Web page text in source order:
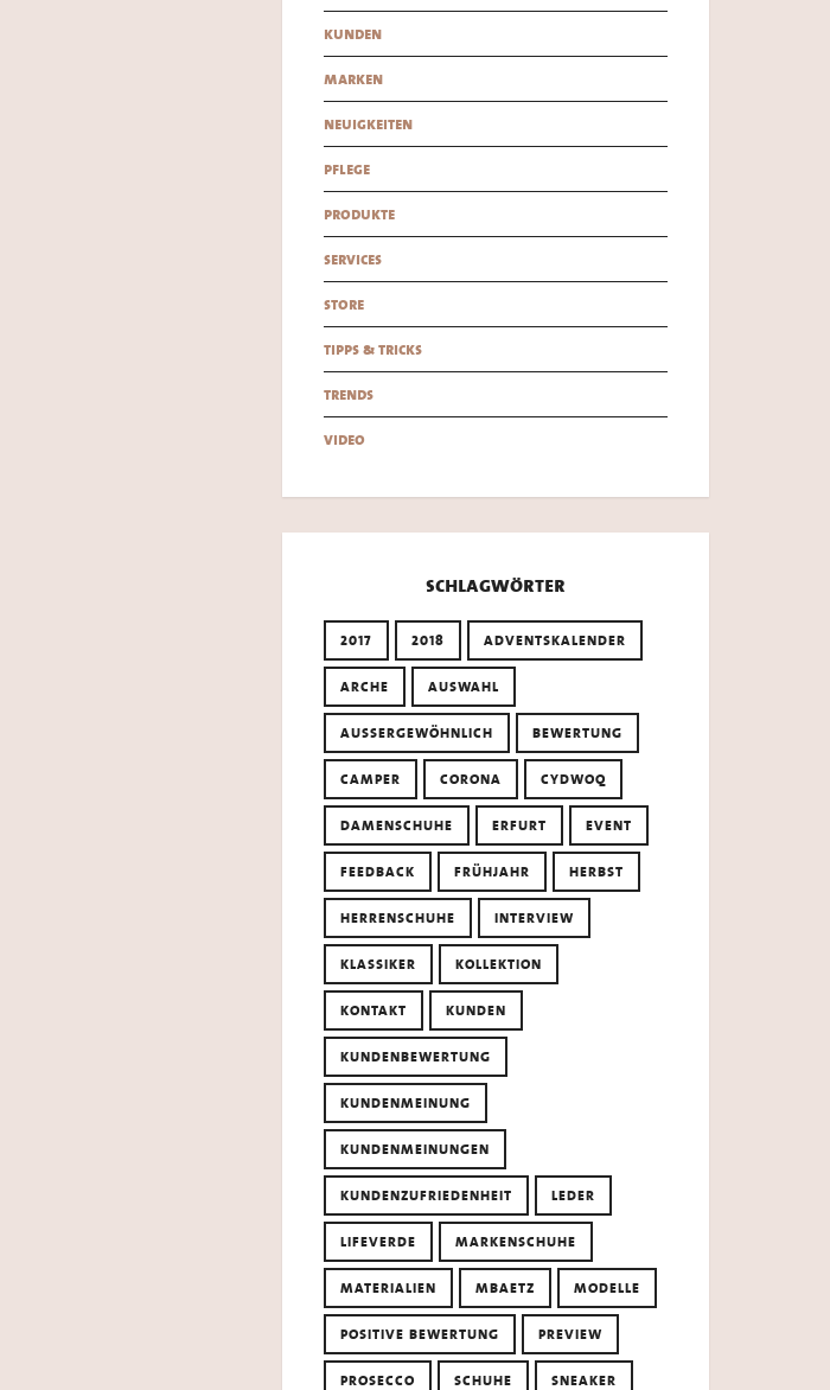
kunden
marken
neuigkeiten
pflege
produkte
services
store
tipps & tricks
trends
video
schlagwörter
2017 2018 ADVENTSKALENDER
ARCHE AUSWAHL
AUSSERGEWÖHNLICH BEWERTUNG
CAMPER CORONA CYDWOQ
DAMENSCHUHE ERFURT EVENT
FEEDBACK FRÜHJAHR HERBST
HERRENSCHUHE INTERVIEW
KLASSIKER KOLLEKTION
KONTAKT KUNDEN
KUNDENBEWERTUNG
KUNDENMEINUNG
KUNDENMEINUNGEN
KUNDENZUFRIEDENHEIT LEDER
LIFEVERDE MARKENSCHUHE
MATERIALIEN MBAETZ MODELLE
POSITIVE BEWERTUNG PREVIEW
PROSECCO SCHUHE SNEAKER